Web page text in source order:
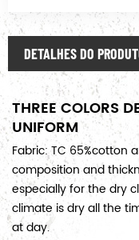
DETALHES DO
THREE COLORS
UNIFORM
Fabric: TC 65%cotton
composition and
especially for the dry
climate is dry all the
at day.